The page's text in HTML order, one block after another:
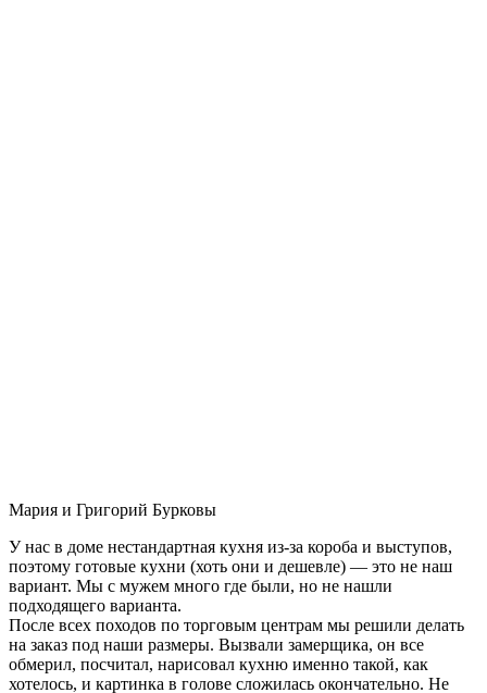
Мария и Григорий Бурковы
У нас в доме нестандартная кухня из-за короба и выступов,
поэтому готовые кухни (хоть они и дешевле) — это не наш
вариант. Мы с мужем много где были, но не нашли
подходящего варианта.
После всех походов по торговым центрам мы решили делать
на заказ под наши размеры. Вызвали замерщика, он все
обмерил, посчитал, нарисовал кухню именно такой, как
хотелось, и картинка в голове сложилась окончательно. Не